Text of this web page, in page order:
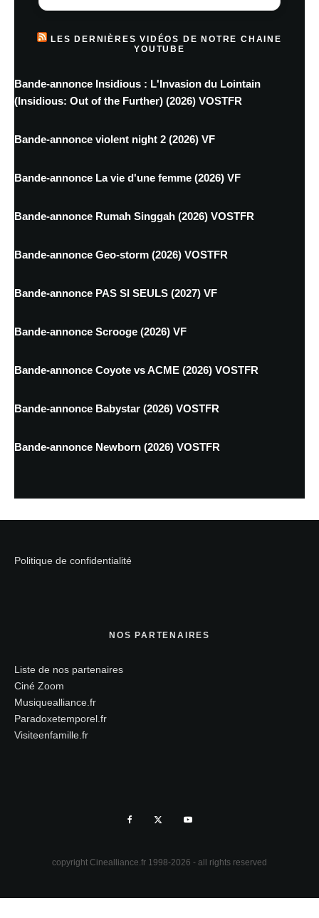
LES DERNIÈRES VIDÉOS DE NOTRE CHAINE
YOUTUBE
Bande-annonce Insidious : L'Invasion du Lointain
(Insidious: Out of the Further) (2026) VOSTFR
Bande-annonce violent night 2 (2026) VF
Bande-annonce La vie d'une femme (2026) VF
Bande-annonce Rumah Singgah (2026) VOSTFR
Bande-annonce Geo-storm (2026) VOSTFR
Bande-annonce PAS SI SEULS (2027) VF
Bande-annonce Scrooge (2026) VF
Bande-annonce Coyote vs ACME (2026) VOSTFR
Bande-annonce Babystar (2026) VOSTFR
Bande-annonce Newborn (2026) VOSTFR
Politique de confidentialité
NOS PARTENAIRES
Liste de nos partenaires
Ciné Zoom
Musiquealliance.fr
Paradoxetemporel.fr
Visiteenfamille.fr
copyright Cinealliance.fr 1998-2026 - all rights reserved